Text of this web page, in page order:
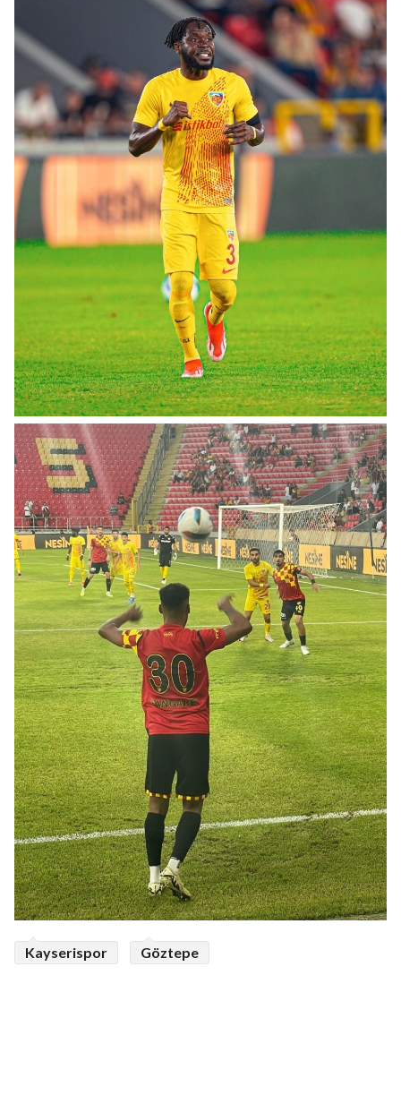
Kayserispor Göztepe